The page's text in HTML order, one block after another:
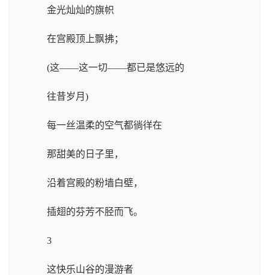
金光灿灿的旗帜
在宫殿顶上飘拂；
(这——这一切——都已是悠远的
往昔岁月)
每一丝温柔的空气都徜徉在
那甜美的日子里，
沿着宫殿的粉墙白壁，
插翅的芬芳不胫而飞。
3
这快乐山谷的漫游者